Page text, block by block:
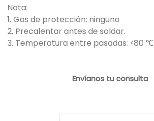
Nota:
1. Gas de protección: ninguno
2. Precalentar antes de soldar.
3. Temperatura entre pasadas: ≤80 ℃
Envíanos tu consulta